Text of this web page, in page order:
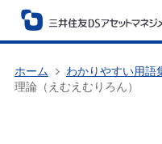
ホーム わかりやすい用語
理論（えむえむりろん）